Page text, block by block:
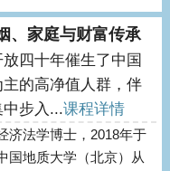
、家庭与财富传承
四十年催生了中国
的高净值人群，伴
中步入...课程详情
济法学博士，2018年于
国地质大学（北京）从